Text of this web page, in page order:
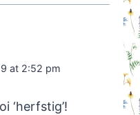
at 2:52 pm
‘herfstig’!